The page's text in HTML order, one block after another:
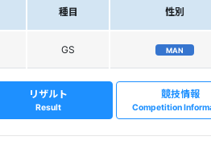
種目 性別
GS MAN
リザルト
Result
競技情報
Competition